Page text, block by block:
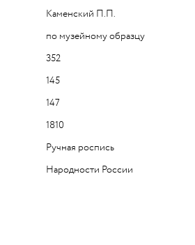
Каменский П.П.
по музейному образцу
352
145
147
1810
Ручная роспись
Народности России